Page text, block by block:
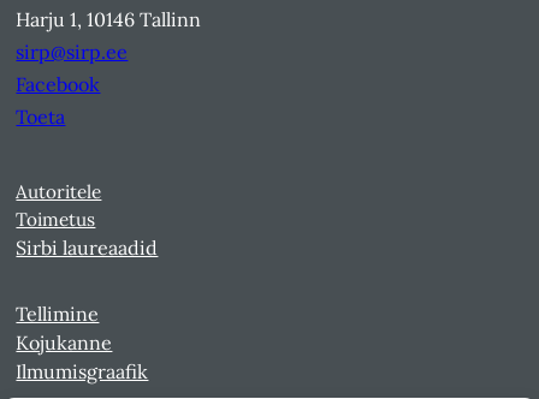
Harju 1, 10146 Tallinn
sirp@sirp.ee
Facebook
Toeta
Autoritele
Toimetus
Sirbi laureaadid
Tellimine
Kojukanne
Ilmumisgraafik